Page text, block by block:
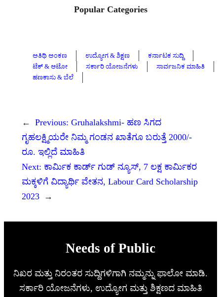
Popular Categories
ಅತಿಥಿ ಅಂಕಣ ಉದ್ಯೋಗ & ಶಿಕ್ಷಣ
ಕರ್ನಾಟಕ ಸುದ್ದಿ
ಟೆಕ್ & ಆಟೋ
ಸರ್ಕಾರಿ ಯೋಜನೆಗಳು
ಸಾರ್ವಜನಿಕ ಮಾಹಿತಿ
ಹಣಕಾಸು & ಬೆಲೆ
← Previous: Gruhalakshmi- ಹಣ ಸಿಗದ
ಗೃಹಲಕ್ಷ್ಮಿಯರೇ ನಿಮ್ಮ ಗಂಡನ ಖಾತೆಗೂ ಬರುತ್ತೆ 2000/-
ರೂ. ಇಲ್ಲಿದೆ ಮಾಹಿತಿ
Next: ಕಾರ್ಮಿಕ ಕಾರ್ಡ್ ಗುಡ್ ನ್ಯೂಸ್, 7 ಲಕ್ಷ ಕಾರ್ಮಿಕರ
ಮಕ್ಕಳಿಗೆ ವಿದ್ಯಾರ್ಥಿ ವೇತನ, Labour Card Scholarship
2023 →
Needs of Public
ನಿಖರ ಮತ್ತು ನಿರಂತರ ಸುದ್ದಿಗಳಿಗಾಗಿ ನಮ್ಮನ್ನು ಫಾಲೋ ಮಾಡಿ.
ಸರ್ಕಾರಿ ಯೋಜನೆಗಳು, ಉದ್ಯೋಗ ಮತ್ತು ಶಿಕ್ಷಣದ ಮಾಹಿತಿ